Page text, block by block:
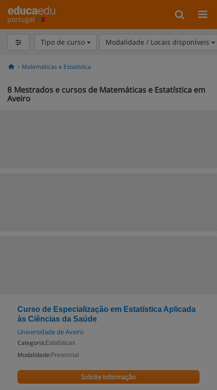
portugal
Tipo de curso Modalidade / Locais disponíveis
Matemáticas e Estatística
8 Mestrados e cursos de Matemáticas e Estatística em
Aveiro
Curso de Especialização em Estatística Aplicada
às Ciências da Saúde
Universidade de Aveiro
Categoria: Estatísticas
Modalidade: Presencial
Solicite informação